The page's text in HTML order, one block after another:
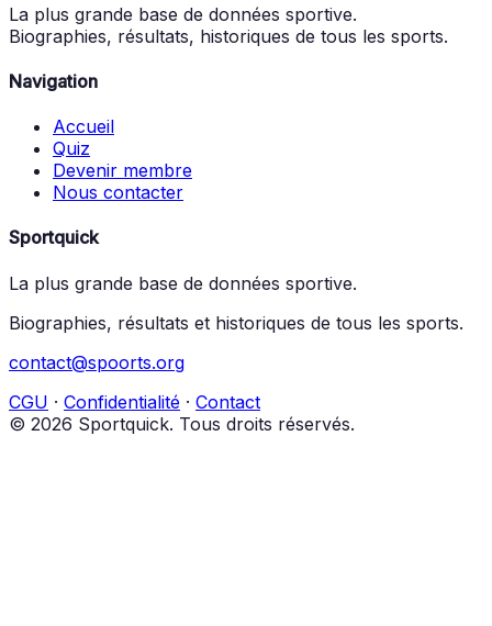
La plus grande base de données sportive.
Biographies, résultats, historiques de tous les sports.
Navigation
Accueil
Quiz
Devenir membre
Nous contacter
Sportquick
La plus grande base de données sportive.
Biographies, résultats et historiques de tous les sports.
contact@spoorts.org
CGU · Confidentialité · Contact
© 2026 Sportquick. Tous droits réservés.